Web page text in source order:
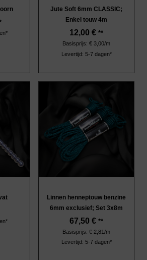
Jute Soft 6mm CLASSIC;
Enkel touw 4m
12,00 € **
Basisprijs: € 3,00/m
Levertijd: 5-7 dagen*
Linnen henneptouw benzine
6mm exclusief; Set 3x8m
67,50 € **
Basisprijs: € 2,81/m
Levertijd: 5-7 dagen*